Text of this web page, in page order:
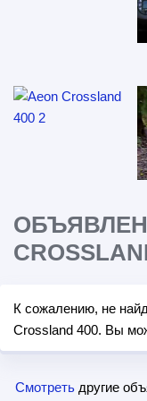
К сожалению, не
Crossland 400. Вы
Смотреть другие